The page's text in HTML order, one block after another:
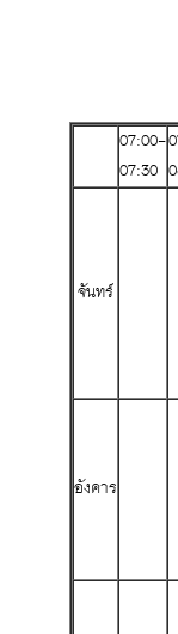
07:00-
07:30
จันทร์
อังคาร